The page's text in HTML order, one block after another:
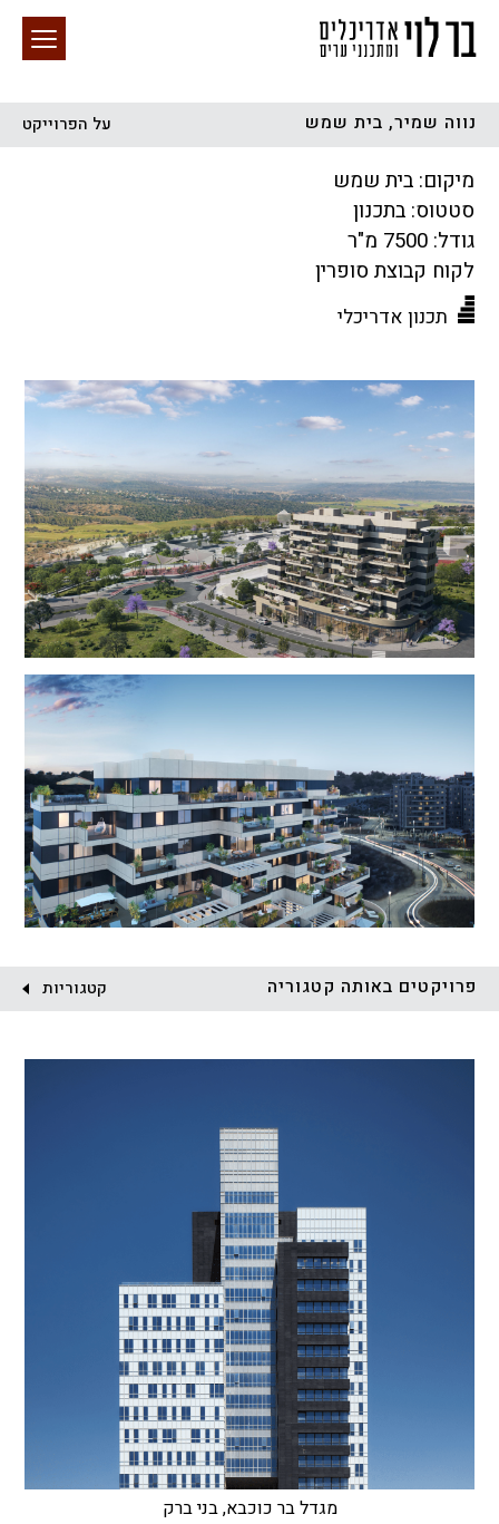
חיפוש באתר
נווה שמיר, בית שמש על הפרוייקט
מיקום: בית שמש
סטטוס: בתכנון
גודל: 7500 מ"ר
לקוח קבוצת סופרין
תכנון אדריכלי
פרויקטים באותה קטגוריה
קטגוריות
מגדל בר כוכבא, בני ברק